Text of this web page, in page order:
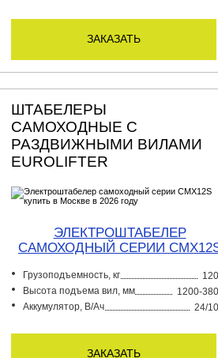
заказать
ШТАБЕЛЕРЫ
САМОХОДНЫЕ С
РАЗДВИЖНЫМИ ВИЛАМИ
EUROLIFTER
ЭЛЕКТРОШТАБЕЛЕР
CАМОХОДНЫЙ СЕРИИ
Грузоподъемность, кг
Высота подъема вил, мм
1200-
Аккумулятор, В/Ач
24/
заказать